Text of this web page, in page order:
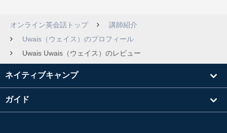
オンライン英会話トップ
講師紹介
Uwais（ウェイス）のプロフィール
Uwais Uwais（ウェイス）のレビュー
ネイティブキャンプ
ガイド